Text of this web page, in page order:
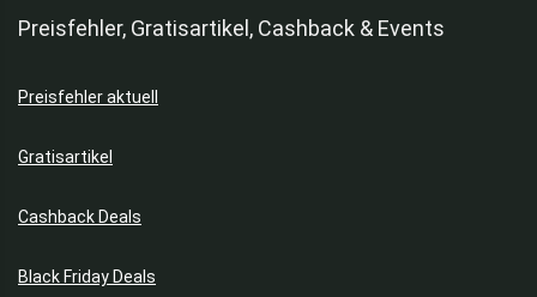
Preisfehler, Gratisartikel, Cashback & Events
Preisfehler aktuell
Gratisartikel
Cashback Deals
Black Friday Deals